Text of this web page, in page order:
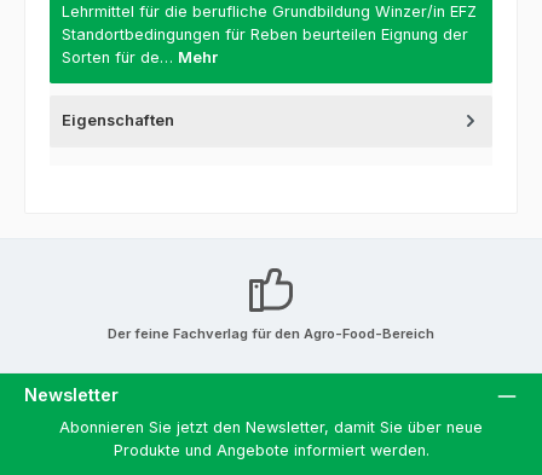
Lehrmittel für die berufliche Grundbildung Winzer/in EFZ
Standortbedingungen für Reben beurteilen Eignung der
Sorten für de… Mehr
Eigenschaften
Der feine Fachverlag für den Agro-Food-Bereich
Newsletter
Abonnieren Sie jetzt den Newsletter, damit Sie über neue
Produkte und Angebote informiert werden.